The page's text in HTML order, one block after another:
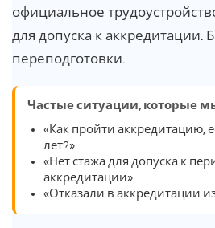
официальное
для допуска к аккредитации.
переподготовки.
Частые ситуации, которые
«Как пройти аккредитацию,
лет?»
«Нет стажа для допуска к
аккредитации»
«Отказали в аккредитации